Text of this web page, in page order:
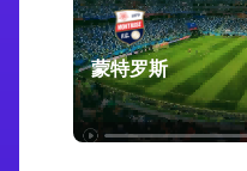
蒙特罗斯